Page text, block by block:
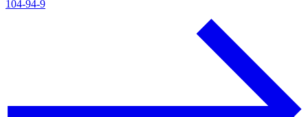
104-94-9